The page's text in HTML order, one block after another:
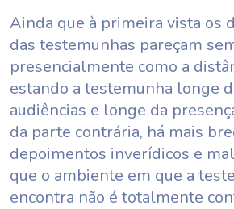
Ainda que à primeira vista os
das testemunhas pareçam
presencialmente como a
estando a testemunha longe
audiências e longe da
da parte contrária, há mais
depoimentos inverídicos e
que o ambiente em que a
encontra não é totalmente